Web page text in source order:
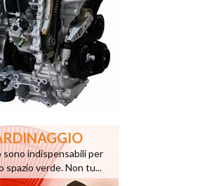
sono indispensabili per
verde. Non tu...